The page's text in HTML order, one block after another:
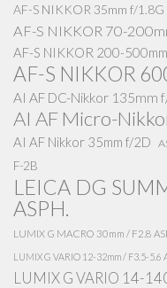
AF-S NIKKOR 35mm f/1.8G
AF-S NIKKOR 70-
AF-S NIKKOR 200-
AF-S NIKKOR
AI AF DC-Nikkor 135mm
AI AF Micro-
AI AF Nikkor 35mm f/2D
F-2B
LEICA DG
ASPH.
LUMIX G MACRO 30mm / F2.8
LUMIX G VARIO 12-32mm / F3.5-5.6
LUMIX G VARIO 14-